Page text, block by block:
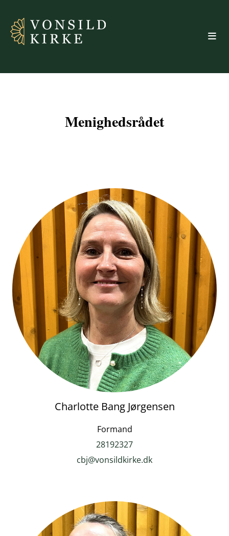
Menighedsrådet
Charlotte Bang Jørgensen
Formand
28192327
cbj@vonsildkirke.dk